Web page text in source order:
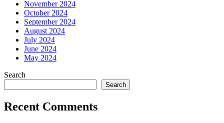
November 2024
October 2024
September 2024
August 2024
July 2024
June 2024
May 2024
Search
Search
Recent Comments